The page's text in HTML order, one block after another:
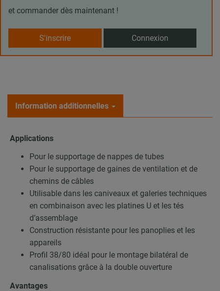
et commander dès maintenant !
S'inscrire Connexion
Information additionnelles
Applications
Pour le supportage de nappes de tubes
Pour le supportage de gaines de ventilation et de
chemins de câbles
Utilisable dans les caniveaux et galeries techniques
en combinaison avec les platines U et les tés
d’assemblage
Construction résistante pour les panoplies et les
appareils
Profil 38/80 idéal pour le montage bilatéral de
canalisations grâce à la double ouverture
Avantages